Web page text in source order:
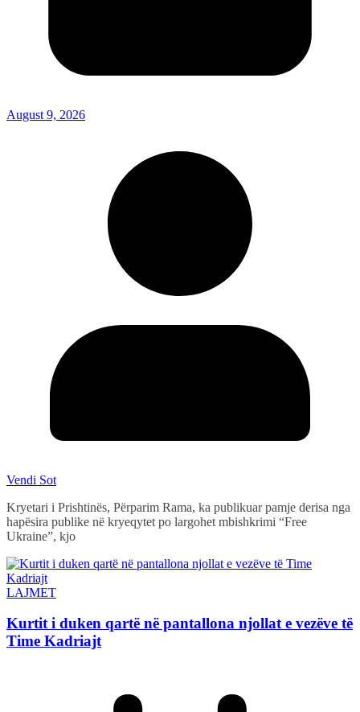
August 9, 2026
Vendi Sot
Kryetari i Prishtinës, Përparim Rama, ka publikuar pamje derisa nga
hapësira publike në kryeqytet po largohet mbishkrimi “Free
Ukraine”, kjo
LAJMET
Kurtit i duken qartë në pantallona njollat e vezëve të
Time Kadriajt